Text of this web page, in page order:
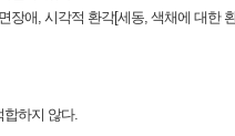
장애, 시각적 환각[세동, 색채에 대한
합하지 않다.